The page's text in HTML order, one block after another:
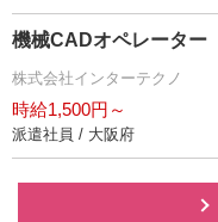
機械CADオペレーター
株式会社インターテクノ
時給1,500円～
派遣社員 / 大阪府